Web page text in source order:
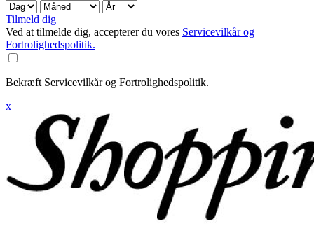
Tilmeld dig
Ved at tilmelde dig, accepterer du vores Servicevilkår og
Fortrolighedspolitik.
Bekræft Servicevilkår og Fortrolighedspolitik.
x